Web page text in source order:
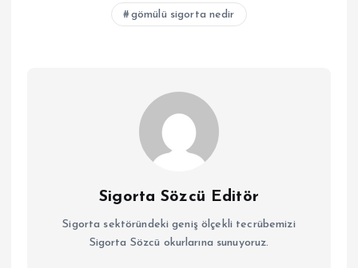
gömülü sigorta nedir
Sigorta Sözcü Editör
Sigorta sektöründeki geniş ölçekli tecrübemizi
Sigorta Sözcü okurlarına sunuyoruz.